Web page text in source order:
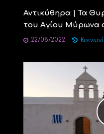
Αντικύθηρα | Τα
του Αγίου Μύρωνα
22/08/2022